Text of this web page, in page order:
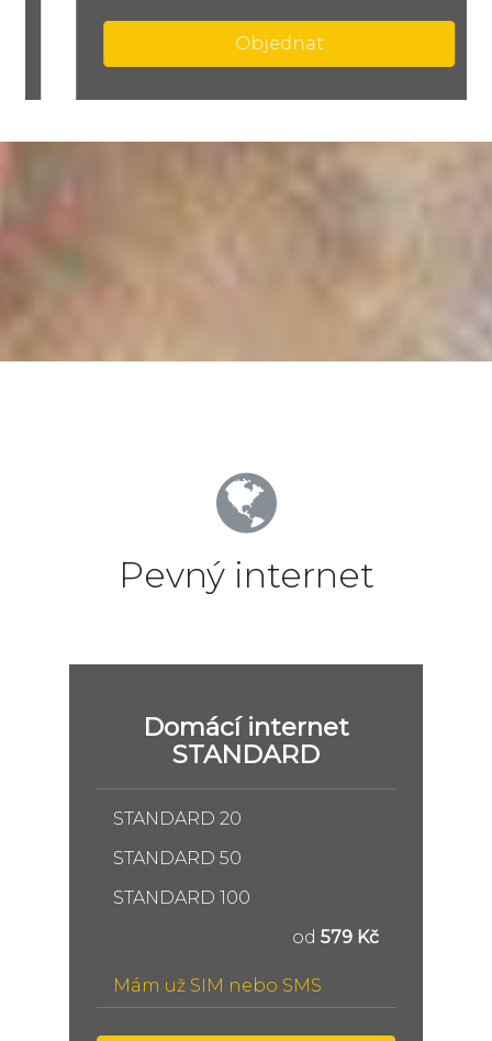
Objednat
Pevný internet
Domácí internet
STANDARD
STANDARD 20
STANDARD 50
STANDARD 100
od 579 Kč
Mám už SIM nebo SMS